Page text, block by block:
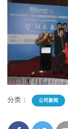
分类： 公司新闻